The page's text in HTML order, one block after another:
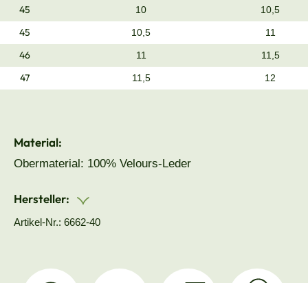
45 10 10,5
45 10,5 11
46 11 11,5
47 11,5 12
Material:
Obermaterial: 100% Velours-Leder
Hersteller:
Artikel-Nr.: 6662-40